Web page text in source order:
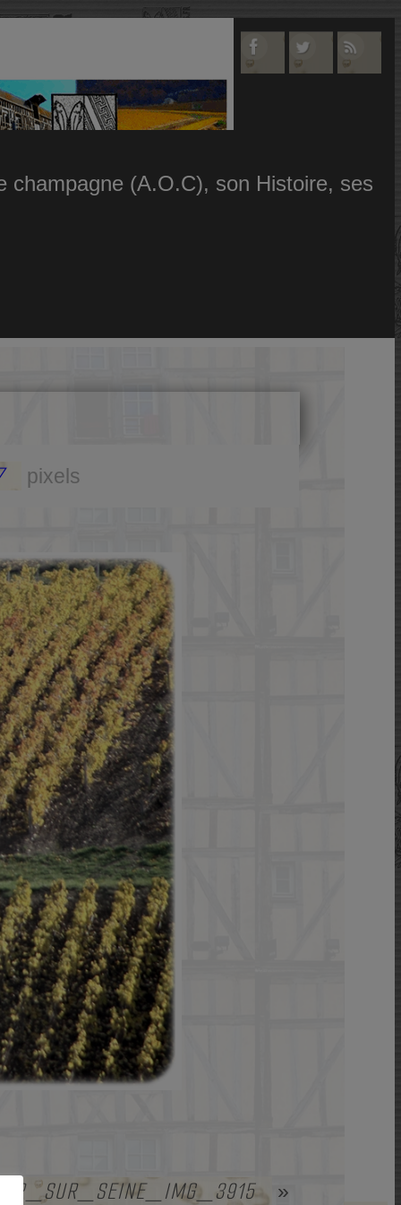
champagne (A.O.C), son Histoire, ses
pixels
»